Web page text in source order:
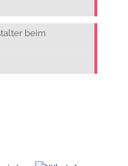
beim